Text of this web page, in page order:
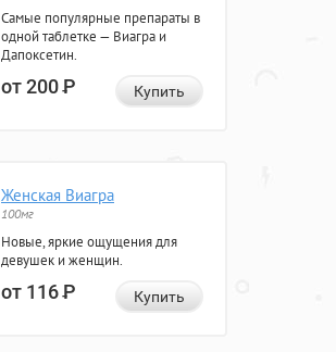
Самые популярные препараты в
одной таблетке — Виагра и
Дапоксетин.
от 200Р Купить
Женская Виагра
100мг
Новые, яркие ощущения для
девушек и женщин.
от 116Р Купить